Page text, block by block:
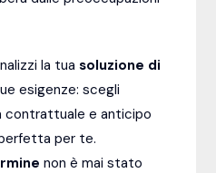
la tuasoluzione di
esigenze: scegli
contrattuale e anticipo
per te.
non è mai stato